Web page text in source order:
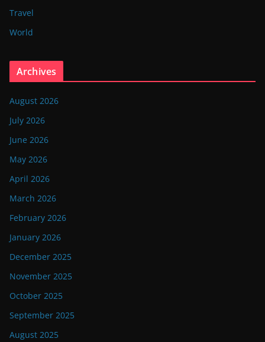
Travel
World
Archives
August 2026
July 2026
June 2026
May 2026
April 2026
March 2026
February 2026
January 2026
December 2025
November 2025
October 2025
September 2025
August 2025